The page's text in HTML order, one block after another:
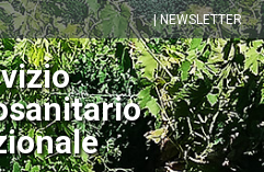
| NEWSLETTER